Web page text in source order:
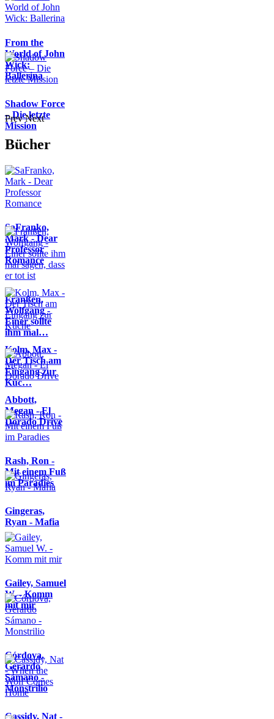
From the
World of John
Wick:
Ballerina
Shadow Force
– Die letzte
Mission
Prev Next
Bücher
SaFranko,
Mark - Dear
Professor
Romance
Franßen,
Wolfgang -
Einer sollte
ihm mal…
Kolm, Max -
Der Tisch am
Eingang zur
Küc…
Abbott,
Megan - El
Dorado Drive
Rash, Ron -
Mit einem Fuß
im Paradies
Gingeras,
Ryan - Mafia
Gailey, Samuel
W. - Komm
mit mir
Córdova,
Gerardo
Sámano -
Monstrilio
Cassidy, Nat -